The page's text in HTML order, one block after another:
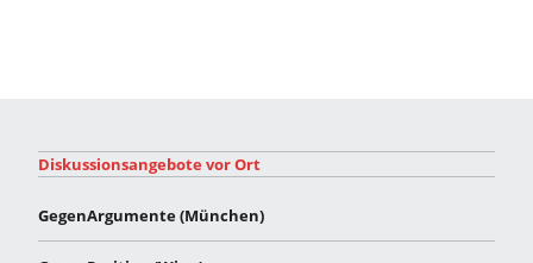
Diskussionsangebote vor Ort
GegenArgumente (München)